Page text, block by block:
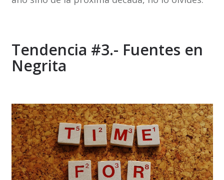
Tendencia #3.- Fuentes en
Negrita